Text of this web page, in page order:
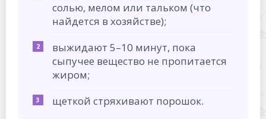
солью, мелом или тальком (что
найдется в хозяйстве);
выжидают 5–10 минут, пока
сыпучее вещество не пропитается
жиром;
щеткой стряхивают порошок.